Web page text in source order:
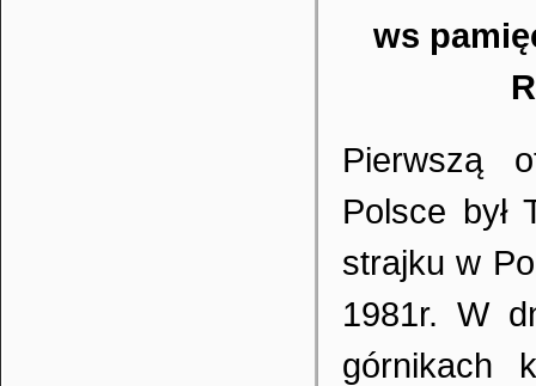
ws
Pierwszą
Polsce był
strajku w
1981r. W
górnikach